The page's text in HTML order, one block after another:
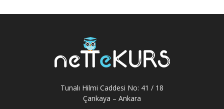
Tunalı Hilmi Caddesi No: 41 / 18
Çankaya – Ankara